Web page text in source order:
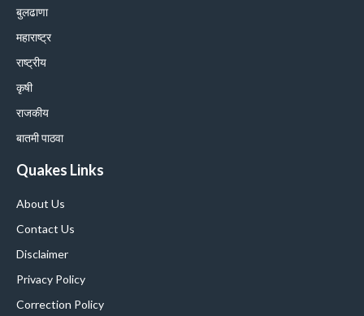
बुलढाणा
महाराष्ट्र
राष्ट्रीय
कृषी
राजकीय
बातमी पाठवा
Quakes Links
About Us
Contact Us
Disclaimer
Privacy Policy
Correction Policy